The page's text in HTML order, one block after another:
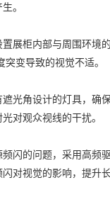
。
展柜内部与周围环境
变导致的视觉不适。
光角设计的灯具，确
对观众视线的干扰。
闪的问题，采用高频
对视觉的影响，提升